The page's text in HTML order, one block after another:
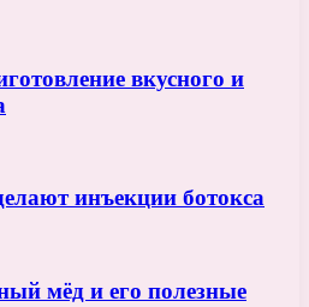
вкусного и
инъекции ботокса
мёд и его полезные